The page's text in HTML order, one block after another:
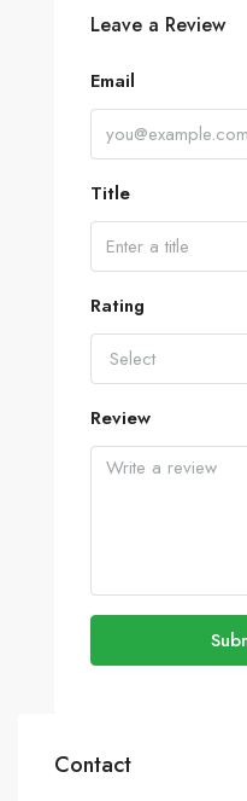
Leave a Review
Email
Title
Rating
Select
Review
Contact